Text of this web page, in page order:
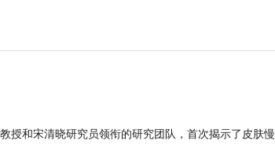
授和宋清晓研究员领衔的研究团队，首次揭示了皮肤